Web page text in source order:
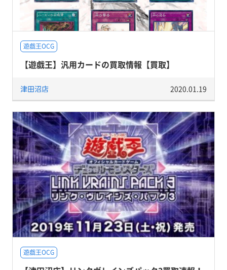
遊戯王OCG
【遊戯王】汎用カードの買取情報【買取】
津田沼店 2020.01.19
遊戯王OCG